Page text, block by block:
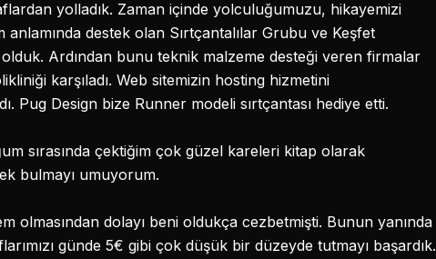
yolladık. Zaman içinde yolculuğumuzu, hikayemizi
destek olan Sırtçantalılar Grubu ve Keşfet
Ardından bunu teknik malzeme desteği veren firmalar
karşıladı. Web sitemizin hosting hizmetini
Pug Design bize Runner modeli sırtçantası hediye etti.
sırasında çektiğim çok güzel kareleri kitap olarak
bulmayı umuyorum.
olmasından dolayı beni oldukça cezbetmişti. Bunun yanında
günde 5€ gibi çok düşük bir düzeyde tutmayı başardık.